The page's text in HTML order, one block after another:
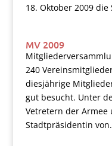
18. Oktober 2009 die
MV 2009
240
diesjährige
gut besucht. Unter
Vetretern der Armee
Stadtpräsidentin